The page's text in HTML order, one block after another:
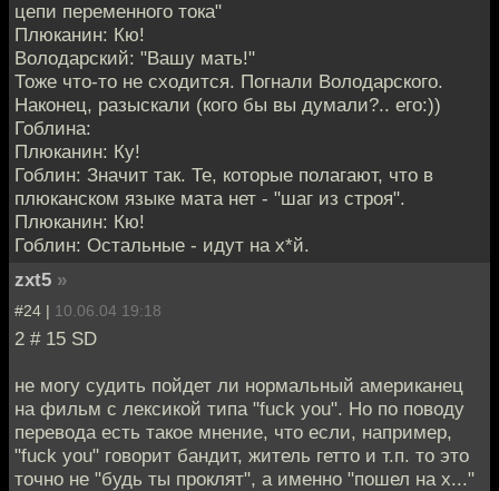
цепи переменного тока"
Плюканин: Кю!
Володарский: "Вашу мать!"
Тоже что-то не сходится. Погнали Володарского.
Наконец, разыскали (кого бы вы думали?.. его:))
Гоблина:
Плюканин: Ку!
Гоблин: Значит так. Те, которые полагают, что в
плюканском языке мата нет - "шаг из строя".
Плюканин: Кю!
Гоблин: Остальные - идут на х*й.
zxt5 »
#24 | 10.06.04 19:18
2 # 15 SD
не могу судить пойдет ли нормальный американец
на фильм с лексикой типа "fuck you". Но по поводу
перевода есть такое мнение, что если, например,
"fuck you" говорит бандит, житель гетто и т.п. то это
точно не "будь ты проклят", а именно "пошел на х..."